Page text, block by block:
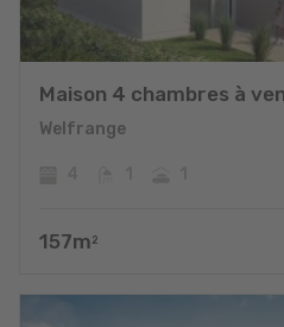
Maison 4 chambres à
Welfrange
157m 2